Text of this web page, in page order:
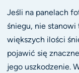
Jeśli na panelach
śniegu, nie stanowi
większych ilości
pojawić się
jego uszkodzenie.